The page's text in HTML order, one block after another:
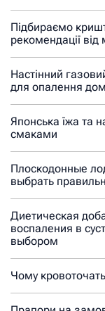
Підбираємо
рекомендації
Настінний
для опалення
Японська їжа та
смаками
Плоскодонные
выбрать
Диетическая
воспаления в
выбором
Чому кровоточать